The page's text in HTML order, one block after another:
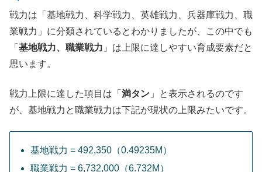
戦力は「基地戦力、科学戦力、英雄戦力、兵器庫戦力、職
業戦力」に分類されているとわかりましたが、この中でも
「 基地戦力、職業戦力 」は上限に達しやすい育成要素だと
思います。
戦力上限に達した項目は「 満タン 」と表示されるのです
が、基地戦力と職業戦力は下記が現状の上限みたいです。
基地戦力 = 492,350（0.49235M）
職業戦力 = 6,732,000（6.732M）